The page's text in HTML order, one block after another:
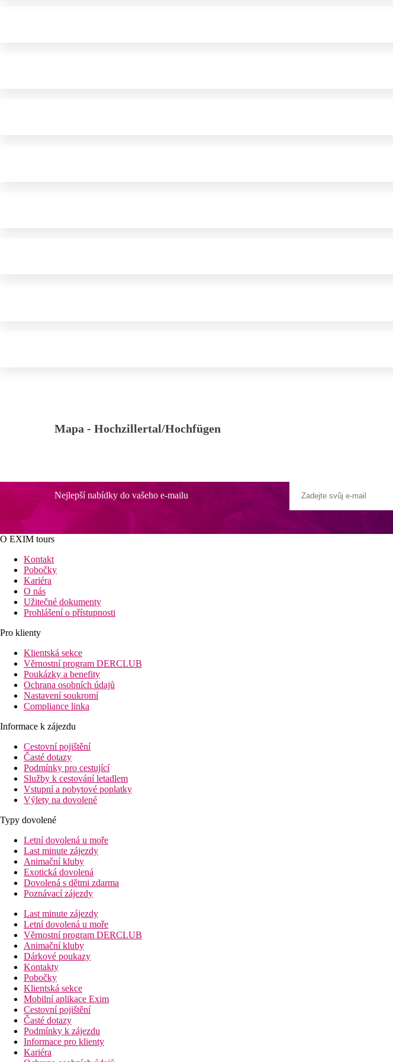
Mapa - Hochzillertal/Hochfügen
Nejlepší nabídky do vašeho e-mailu
O EXIM tours
Kontakt
Pobočky
Kariéra
O nás
Užitečné dokumenty
Prohlášení o přístupnosti
Pro klienty
Klientská sekce
Věrnostní program DERCLUB
Poukázky a benefity
Ochrana osobních údajů
Nastavení soukromí
Compliance linka
Informace k zájezdu
Cestovní pojištění
Časté dotazy
Podmínky pro cestující
Služby k cestování letadlem
Vstupní a pobytové poplatky
Výlety na dovolené
Typy dovolené
Letní dovolená u moře
Last minute zájezdy
Animační kluby
Exotická dovolená
Dovolená s dětmi zdarma
Poznávací zájezdy
Last minute zájezdy
Letní dovolená u moře
Věrnostní program DERCLUB
Animační kluby
Dárkové poukazy
Kontakty
Pobočky
Klientská sekce
Mobilní aplikace Exim
Cestovní pojištění
Časté dotazy
Podmínky k zájezdu
Informace pro klienty
Kariéra